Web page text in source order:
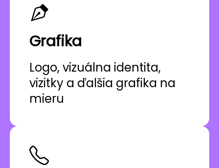
Grafika
Logo, vizuálna identita,
vizitky a ďalšia grafika na
mieru